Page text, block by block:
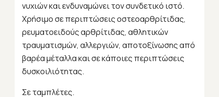
νυχιών και ενδυναμώνει τον συνδετικό ιστό.
Χρήσιμο σε περιπτώσεις οστεοαρθρίτιδας,
ρευματοειδούς αρθρίτιδας, αθλητικών
τραυματισμών, αλλεργιών, αποτοξίνωσης από
βαρέα μέταλλα και σε κάποιες περιπτώσεις
δυσκοιλιότητας.
Σε ταμπλέτες.